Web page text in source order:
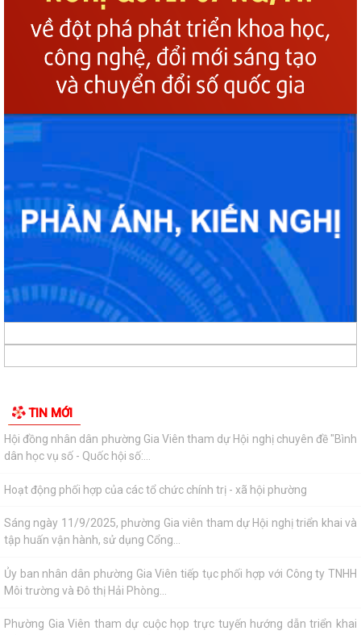
TIN MỚI
Chính phủ về phát triển khoa học,...
Phường Gia Viên dự Hội nghị trực tuyến triển khai thực hiện công tác
tuyển chọn và gọi công dân...
Phường Gia Viên tổ chức đồng loạt ra quân tổng dọn vệ sinh môi
Gương sáng lan tỏa tinh thần yêu nước: Thanh niên tự nguyện viết đơn
Phường Gia Viên tham dự Hội nghị trực tuyến phổ biến Luật Lưu trữ
năm 2024 và các văn bản quy định...
UBND phường Gia Viên tiếp và làm việc với Đoàn giám sát của Thường
trực HĐND phường về công tác...
Phường Gia Viên tổ chức Họp triển khai thực hiện chiến dịch làm giàu,
làm sạch cơ sở dữ...
Đảng ủy phường Gia Viên tổ chức tiếp sóng Hội nghị trực tuyến toàn
dân học vụ số - Quốc hội số:...
Hoạt động phối hợp của các tổ chức chính trị - xã hội phường
tập huấn vận hành, sử dụng Cổng...
Ủy ban nhân dân phường Gia Viên tiếp tục phối hợp với Công ty TNHH
Môi trường và Đô thị Hải Phòng...
Phường Gia Viên tham dự cuộc họp trực tuyến hướng dẫn triển khai
cấp và sử dụng chứng thư số trong...
Phường Gia Viên tham dự lớp bồi dưỡng cập nhật kiến thức, kỹ năng